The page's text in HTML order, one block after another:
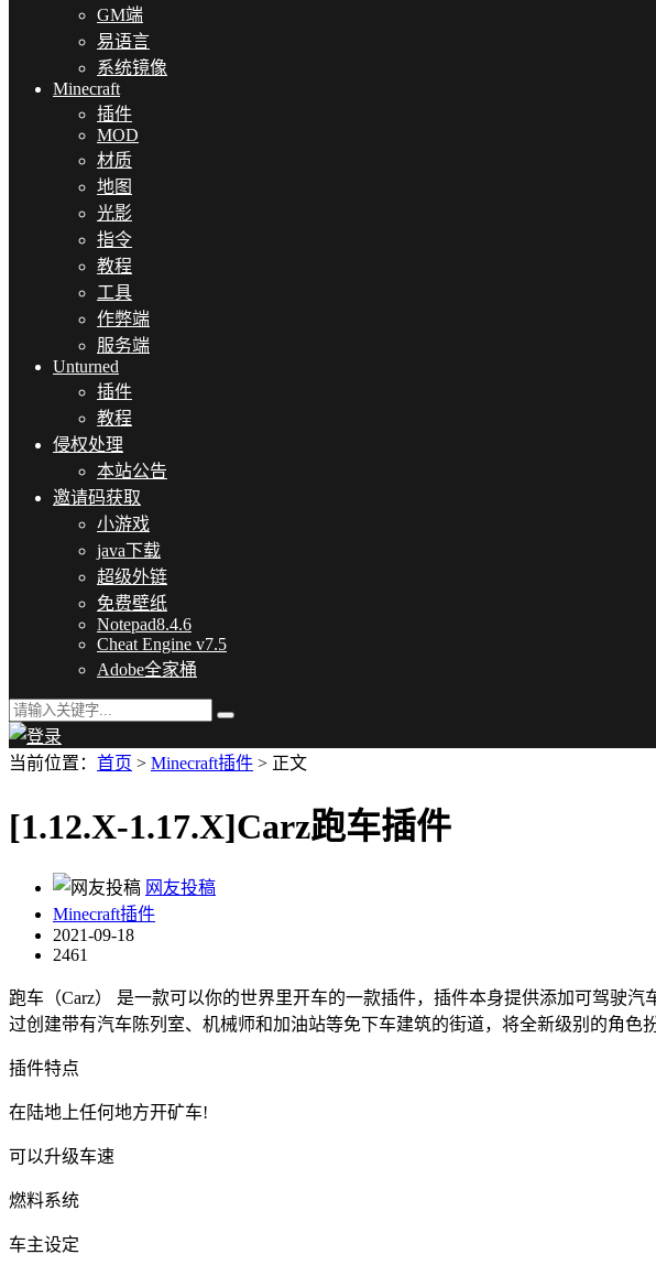
GM端
易语言
系统镜像
Minecraft
插件
MOD
材质
地图
光影
指令
教程
工具
作弊端
服务端
Unturned
插件
教程
侵权处理
本站公告
邀请码获取
小游戏
java下载
超级外链
免费壁纸
Notepad8.4.6
Cheat Engine v7.5
Adobe全家桶
当前位置： 首页 > Minecraft插件 > 正文
[1.12.X-1.17.X]Carz跑车插件
网友投稿
Minecraft插件
2021-09-18
2461
跑车（Carz） 是一款可以你的世界里开车的一款插件，插件本身提供添加可驾驶
过创建带有汽车陈列室、机械师和加油站等免下车建筑的街道，将全新级别的角色
插件特点
在陆地上任何地方开矿车!
可以升级车速
燃料系统
车主设定